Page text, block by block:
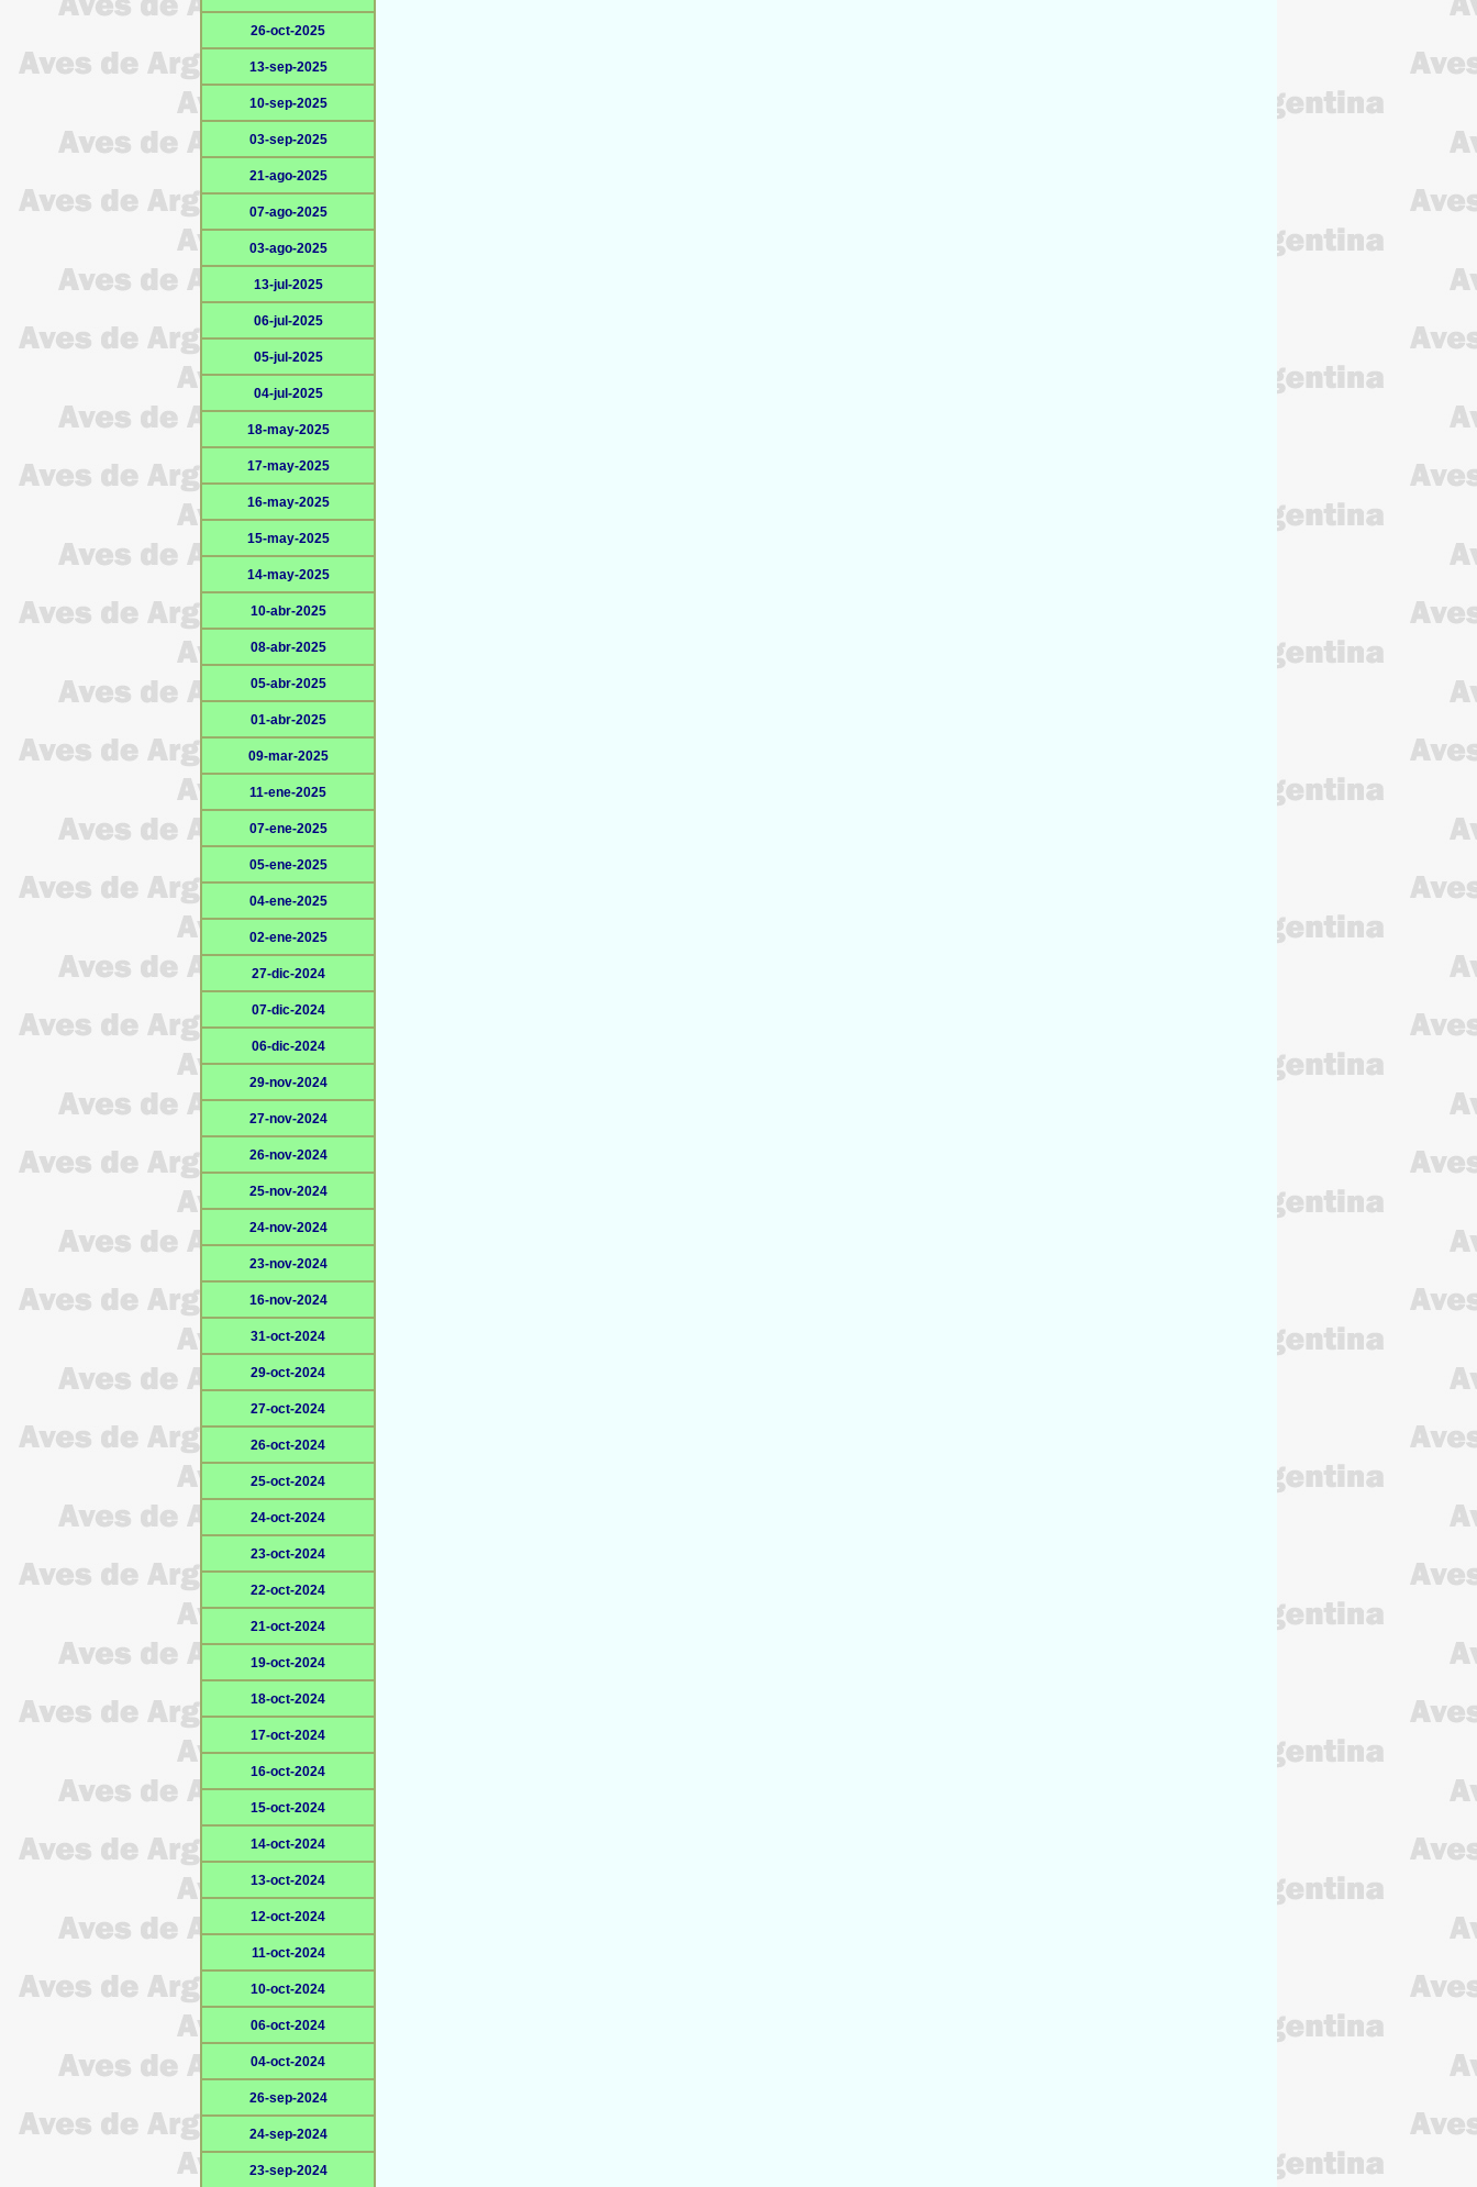
26-oct-2025
13-sep-2025
10-sep-2025
03-sep-2025
21-ago-2025
07-ago-2025
03-ago-2025
13-jul-2025
06-jul-2025
05-jul-2025
04-jul-2025
18-may-2025
17-may-2025
16-may-2025
15-may-2025
14-may-2025
10-abr-2025
08-abr-2025
05-abr-2025
01-abr-2025
09-mar-2025
11-ene-2025
07-ene-2025
05-ene-2025
04-ene-2025
02-ene-2025
27-dic-2024
07-dic-2024
06-dic-2024
29-nov-2024
27-nov-2024
26-nov-2024
25-nov-2024
24-nov-2024
23-nov-2024
16-nov-2024
31-oct-2024
29-oct-2024
27-oct-2024
26-oct-2024
25-oct-2024
24-oct-2024
23-oct-2024
22-oct-2024
21-oct-2024
19-oct-2024
18-oct-2024
17-oct-2024
16-oct-2024
15-oct-2024
14-oct-2024
13-oct-2024
12-oct-2024
11-oct-2024
10-oct-2024
06-oct-2024
04-oct-2024
26-sep-2024
24-sep-2024
23-sep-2024